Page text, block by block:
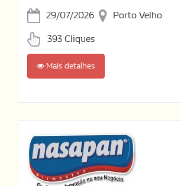
29/07/2026 Porto Velho
393 Cliques
Mais detalhes